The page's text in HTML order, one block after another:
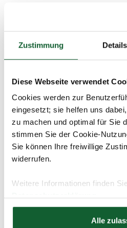
Zustimmung Details
Diese Webseite verwendet
Cookies werden zur
eingesetzt; sie helfen uns
zu machen und optimal für Sie
stimmen Sie der Cookie-
Sie können Ihre freiwillige
widerrufen.
Weitere Informationen finden
Hier finden Sie unser
Alle
Steuerberatungsgesetzes
Berufshaftpflichtversicherung mit
Versicherungsfall von 50.000 €
Einzelheiten ergeben sich aus §
Der Steuerring unterhält eine
Haftpflichtversicherung bei der:
R+V Allgemeine Versicherung AG
65193 Wiesbaden
Räumlicher Geltungsbereich
Arbeitsgebiet des Vereins ist der